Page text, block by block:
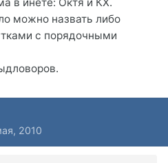
можно назвать либо
с порядочными
2010